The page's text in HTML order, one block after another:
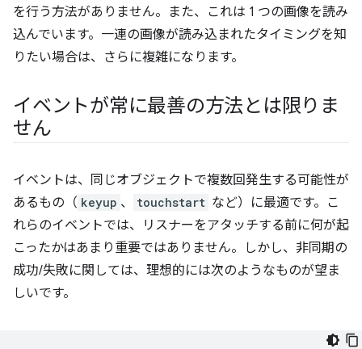
を行う方法がありません。また、これは 1 つの画像を読み
込んでいます。一連の画像が読み込まれたタイミングを知
りたい場合は、さらに複雑になります。
イベントが常に最善の方法とは限りま
せん
イベントは、同じオブジェクトで複数回発生する可能性が
あるもの（ keyup 、 touchstart など）に最適です。こ
れらのイベントでは、リスナーをアタッチする前に何が起
こったかはあまり重要ではありません。しかし、非同期の
成功/失敗に関しては、理想的には次のようなものが望ま
しいです。